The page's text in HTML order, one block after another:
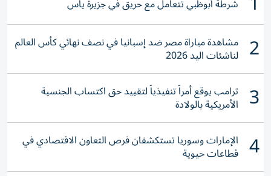
شرطة أبوظبي تتعامل مع حريق في جزيرة ياس
2 مشاهدة مباراة مصر ضد إسبانيا في نصف نهائي كأس العالم
لناشئات اليد 2026
3 ترامب يوقع أمراً تنفيذياً لتقييد حق اكتساب الجنسية
الأمريكية بالولادة
4 الإمارات وسوريا تستكشفان فرص التعاون الاقتصادي في
قطاعات حيوية